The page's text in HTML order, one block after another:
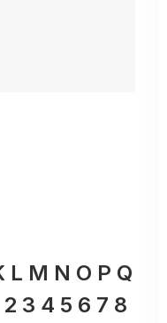
L M N O P Q
2 3 4 5 6 7 8